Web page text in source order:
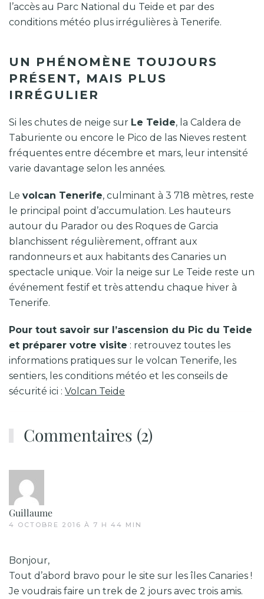
l’accès au Parc National du Teide et par des
conditions météo plus irrégulières à Tenerife.
UN PHÉNOMÈNE TOUJOURS
PRÉSENT, MAIS PLUS
IRRÉGULIER
Si les chutes de neige sur Le Teide, la Caldera de
Taburiente ou encore le Pico de las Nieves restent
fréquentes entre décembre et mars, leur intensité
varie davantage selon les années.
Le volcan Tenerife, culminant à 3 718 mètres, reste
le principal point d’accumulation. Les hauteurs
autour du Parador ou des Roques de Garcia
blanchissent régulièrement, offrant aux
randonneurs et aux habitants des Canaries un
spectacle unique. Voir la neige sur Le Teide reste un
événement festif et très attendu chaque hiver à
Tenerife.
Pour tout savoir sur l’ascension du Pic du Teide
et préparer votre visite : retrouvez toutes les
informations pratiques sur le volcan Tenerife, les
sentiers, les conditions météo et les conseils de
sécurité ici : Volcan Teide
Commentaires (2)
Guillaume
4 OCTOBRE 2016 À 7 H 44 MIN
Bonjour,
Tout d’abord bravo pour le site sur les îles Canaries !
Je voudrais faire un trek de 2 jours avec trois amis.